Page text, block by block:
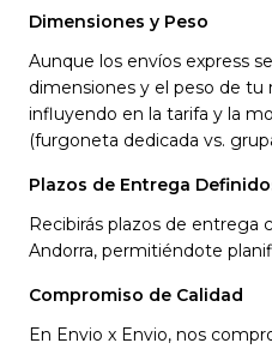
Dimensiones y Peso
Aunque los envíos express
dimensiones y el peso de tu
influyendo en la tarifa y la
(furgoneta dedicada vs.
Plazos de Entrega
Recibirás plazos de entrega
Andorra, permitiéndote
Compromiso de Calidad
En Envio x Envio, nos